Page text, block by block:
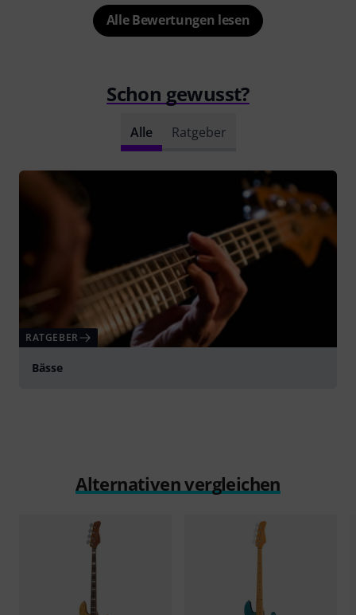
Alle Bewertungen lesen
Schon gewusst?
Alle Ratgeber
RATGEBER
Bässe
Alternativen vergleichen